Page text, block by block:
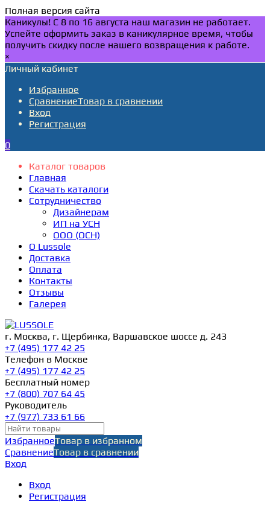
Полная версия сайта
Каникулы! С 8 по 16 августа наш магазин не работает.
Успейте оформить заказ в каникулярное время, чтобы
получить скидку после нашего возвращения к работе.
×
Личный кабинет
Избранное
СравнениеТовар в сравнении
Вход
Регистрация
0
Каталог товаров
Главная
Скачать каталоги
Сотрудничество
Дизайнерам
ИП на УСН
ООО (ОСН)
О Lussole
Доставка
Оплата
Контакты
Отзывы
Галерея
г. Москва, г. Щербинка, Варшавское шоссе д. 243
+7 (495) 177 42 25
Телефон в Москве
+7 (495) 177 42 25
Бесплатный номер
+7 (800) 707 64 45
Руководитель
+7 (977) 733 61 66
ИзбранноеТовар в избранном
СравнениеТовар в сравнении
Вход
Вход
Регистрация